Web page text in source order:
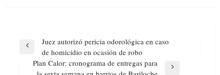
Navegación
entradas
Previous
Juez autorizó pericia odorológica en caso
de homicidio en ocasión de robo
Next
Plan Calor: cronograma de entregas para